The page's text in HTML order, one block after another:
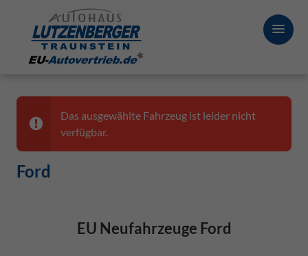
Das ausgewählte Fahrzeug ist leider nicht
verfügbar.
Ford
EU Neufahrzeuge Ford